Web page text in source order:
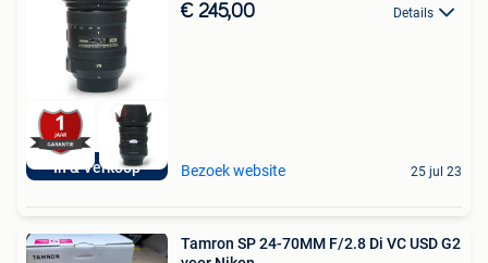
In & Verkoop
€ 245,00 Details
Bezoek website 25 jul 23
Tamron SP 24-70MM F/2.8 Di VC USD G2